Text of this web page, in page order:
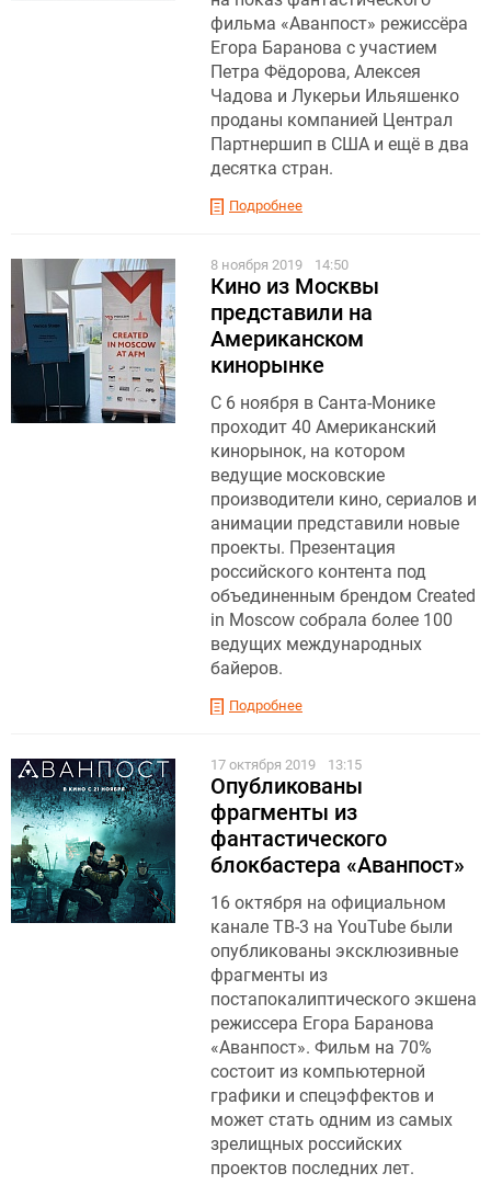
фильма «Аванпост» режиссёра
Егора Баранова с участием
Петра Фёдорова, Алексея
Чадова и Лукерьи Ильяшенко
проданы компанией Централ
Партнершип в США и ещё в два
десятка стран.
Подробнее
8 ноября 2019 14:50
Кино из Москвы
представили на
Американском
кинорынке
С 6 ноября в Санта-Монике
проходит 40 Американский
кинорынок, на котором
ведущие московские
производители кино, сериалов и
анимации представили новые
проекты. Презентация
российского контента под
объединенным брендом Created
in Moscow собрала более 100
ведущих международных
байеров.
Подробнее
17 октября 2019 13:15
Опубликованы
фрагменты из
фантастического
блокбастера «Аванпост»
16 октября на официальном
канале ТВ-3 на YouTube были
опубликованы эксклюзивные
фрагменты из
постапокалиптического экшена
режиссера Егора Баранова
«Аванпост». Фильм на 70%
состоит из компьютерной
графики и спецэффектов и
может стать одним из самых
зрелищных российских
проектов последних лет.